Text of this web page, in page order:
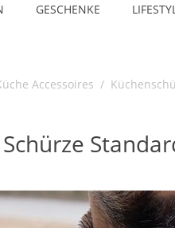
GESCHENKE
Accessoires /
Schürze